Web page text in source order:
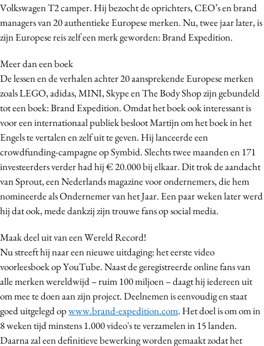
Effectiviteit
Gedragsverandering
Influencer marketing
Interne communicatie
Martech
Media
Merkstrategie
PR
Programmatic
Purpose Marketing
Reputatie & crisis
Volkswagen T2 camper. Hij bezocht de oprichters, CEO’s en brand
managers van 20 authentieke Europese merken. Nu, twee jaar later, is
zijn Europese reis zelf een merk geworden: Brand Expedition.
Meer dan een boek
De lessen en de verhalen achter 20 aansprekende Europese merken
zoals LEGO, adidas, MINI, Skype en The Body Shop zijn gebundeld
tot een boek: Brand Expedition. Omdat het boek ook interessant is
voor een internationaal publiek besloot Martijn om het boek in het
Engels te vertalen en zelf uit te geven. Hij lanceerde een
crowdfunding-campagne op Symbid. Slechts twee maanden en 171
investeerders verder had hij € 20.000 bij elkaar. Dit trok de aandacht
van Sprout, een Nederlands magazine voor ondernemers, die hem
nomineerde als Ondernemer van het Jaar. Een paar weken later werd
hij dat ook, mede dankzij zijn trouwe fans op social media.
Maak deel uit van een Wereld Record!
Nu streeft hij naar een nieuwe uitdaging: het eerste video
voorleesboek op YouTube. Naast de geregistreerde online fans van
alle merken wereldwijd – ruim 100 miljoen – daagt hij iedereen uit
om mee te doen aan zijn project. Deelnemen is eenvoudig en staat
goed uitgelegd opwww.brand-expedition.com. Het doel is om om in
8 weken tijd minstens 1.000 video's te verzamelen in 15 landen.
Daarna zal een definitieve bewerking worden gemaakt zodat het